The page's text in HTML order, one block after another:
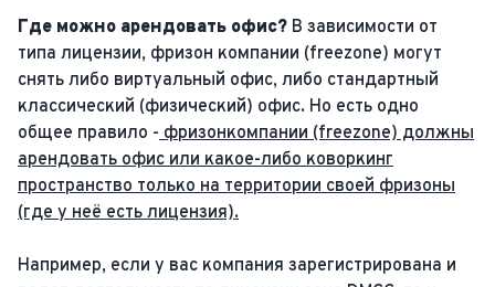
Где можно арендовать офис? В зависимости от
типа лицензии, фризон компании (freezone) могут
снять либо виртуальный офис, либо стандартный
классический (физический) офис. Но есть одно
общее правило -фризонкомпании (freezone) должны
арендовать офис или какое-либо коворкинг
пространство только на территории своей фризоны
(где у неё есть лицензия).
Например, если у вас компания зарегистрирована и